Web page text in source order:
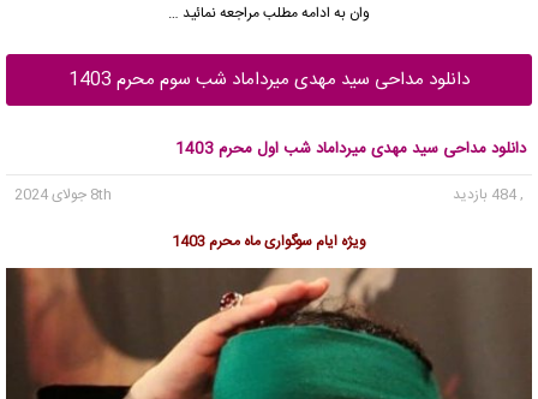
وان به ادامه مطلب مراجعه نمائید …
دانلود مداحی سید مهدی میرداماد شب سوم محرم 1403
دانلود مداحی سید مهدی میرداماد شب اول محرم 1403
, 484 بازدید
8th جولای 2024
ویژه ایام سوگواری ماه محرم 1403